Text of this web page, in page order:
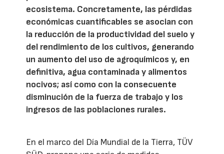
ecosistema. Concretamente, las pérdidas
económicas cuantificables se asocian con
la reducción de la productividad del suelo y
del rendimiento de los cultivos, generando
un aumento del uso de agroquímicos y, en
definitiva, agua contaminada y alimentos
nocivos; así como con la consecuente
disminución de la fuerza de trabajo y los
ingresos de las poblaciones rurales.
En el marco del Día Mundial de la Tierra, TÜV